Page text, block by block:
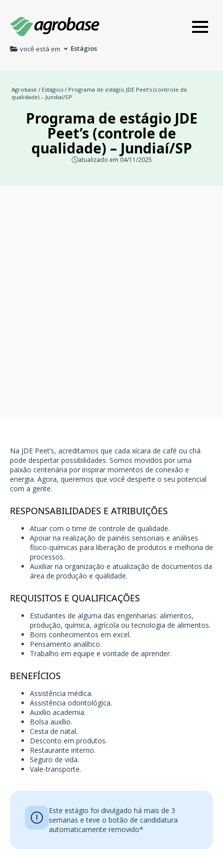
você está em Estágios
Agrobase / Estágios / Programa de estágio JDE Peet’s (controle de
qualidade) – Jundiaí/SP
Programa de estágio JDE
Peet’s (controle de
qualidade) – Jundiaí/SP
atualizado em 04/11/2025
Na JDE Peet’s, acreditamos que cada xícara de café ou chá
pode despertar possibilidades. Somos movidos por uma
paixão centenária por inspirar momentos de conexão e
energia. Agora, queremos que você desperte o seu potencial
com a gente.
RESPONSABILIDADES E ATRIBUIÇÕES
Atuar com o time de controle de qualidade.
Apoiar na realização de painéis sensoriais e análises
físico-químicas para liberação de produtos e melhoria de
processos.
Auxiliar na organização e atualização de documentos da
área de produção e qualidade.
REQUISITOS E QUALIFICAÇÕES
Estudantes de alguma das engenharias: alimentos,
produção, química, agrícola ou tecnologia de alimentos.
Bons conhecimentos em excel.
Pensamento analítico.
Trabalho em equipe e vontade de aprender.
BENEFÍCIOS
Assistência médica.
Assistência odontológica.
Auxílio academia.
Bolsa auxílio.
Cesta de natal.
Desconto em produtos.
Restaurante interno.
Seguro de vida.
Vale-transporte.
Este estágio foi divulgado há mais de 3
semanas e teve o botão de candidatura
automaticamente removido*